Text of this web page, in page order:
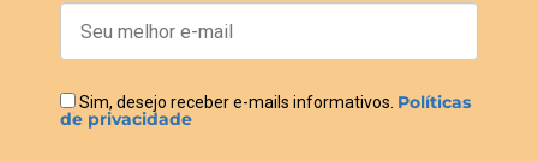
Sim, desejo receber e-mails informativos. Políticas
de privacidade